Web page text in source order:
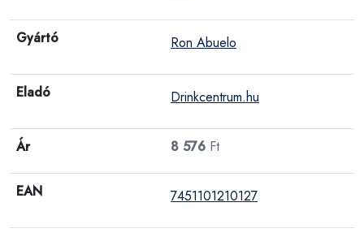
Gyártó Ron Abuelo
Eladó Drinkcentrum.hu
Ár 8 576 Ft
EAN 7451101210127